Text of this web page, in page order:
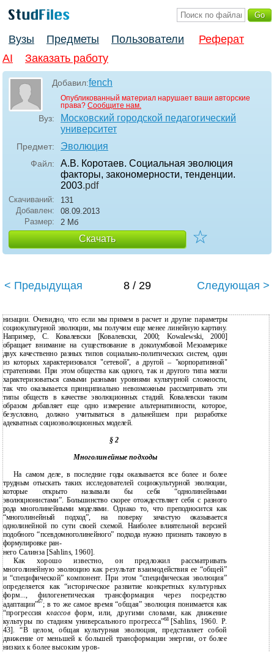
Вузы Предметы Пользователи
Реферат
AI
Заказать работу
Добавил:fench
Опубликованный материал нарушает ваши авторские
права? Сообщите нам.
Вуз:
Московский городской педагогический
университет
Предмет: Эволюция
Файл:
А.В. Коротаев. Социальная эволюция
факторы, закономерности, тенденции.
2003.pdf
Скачиваний:
131
Добавлен:
08.09.2013
Размер:
2 Мб
Скачать ☆
< Предыдущая 8 / 29 Следующая >
низации. Очевидно, что если мы примем в расчет и другие параметры
социокультурной эволюции, мы получим еще менее линейную картину.
Например, С. Ковалевски [Ковалевски, 2000; Kowalewski, 2000]
обращает внимание на существование в доколумбовой Мезоамерике
двух качественно разных типов социально-политических систем, один
из которых характеризовался "сетевой", а другой – "корпоративной"
стратегиями. При этом общества как одного, так и другого типа могли
характеризоваться самыми разными уровнями культурной сложности,
так что оказывается принципиально невозможным рассматривать эти
типы обществ в качестве эволюционных стадий. Ковалевски таким
образом добавляет еще одно измерение альтернативности, которое,
безусловно, должно учитываться в дальнейшем при разработке
адекватных социоэволюционных моделей.
§ 2
Многолинейные подходы
На самом деле, в последние годы оказывается все более и более
трудным отыскать таких исследователей социокультурной эволюции,
которые открыто называли бы себя “однолинейными
эволюционистами”. Большинство скорее отождествляет себя с разного
рода многолинейными моделями. Однако то, что преподносится как
“многолинейный подход”, на поверку зачастую оказывается
однолинейной по сути своей схемой. Наиболее влиятельной версией
подобного “псевдомноголинейного” подхода нужно признать таковую в
формулировке ран-
него Салинза [Sahlins, 1960].
Как хорошо известно, он предложил рассматривать
многолинейную эволюцию как результат взаимодействия ее “общей”
и “специфической” компонент. При этом “специфическая эволюция”
определяется как “историческое развитие конкретных культурных
форм..., филогенетическая трансформация через посредство
адаптации”67; в то же самое время “общая” эволюция понимается как
“прогрессия классовформ, или, другими словами, как движение
культуры по стадиям универсального прогресса”68[Sahlins, 1960. P.
43]. “В целом, общая культурная эволюция, представляет собой
движение от меньшей к большей трансформации энергии, от более
низких к более высоким уров-